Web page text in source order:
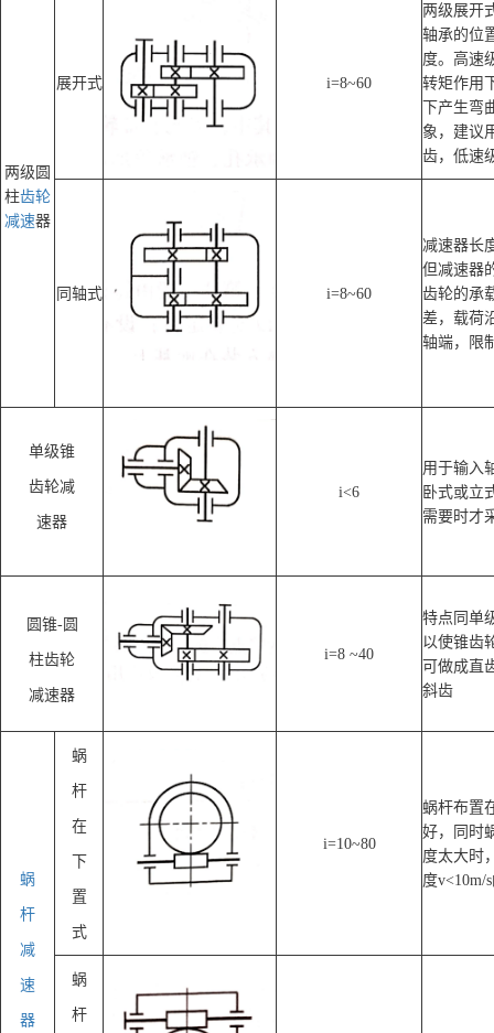
两级圆
柱齿轮
减速器
展开式 i=8~60
两级展开
轴承的位
度。高速
转矩作用
下产生
象，建议
齿，低速
同轴式 i=8~60
减速器长
但减速器
齿轮的承
差，载荷
轴端，限
单级锥
齿轮减
速器
i<6
用于输入
卧式或立
需要时才
圆锥-圆
柱齿轮
减速器
i=8 ~40
特点同单
以使锥齿
可做成直
斜齿
蜗
杆
减
速
器
蜗
杆
在
下
置
式
i=10~80
蜗杆布置
好，同时
度太大时
度v<10m/
蜗
杆